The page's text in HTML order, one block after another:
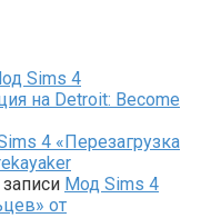
Sims 4
на Detroit: Become
4 «Перезагрузка
записи Мод Sims 4
от